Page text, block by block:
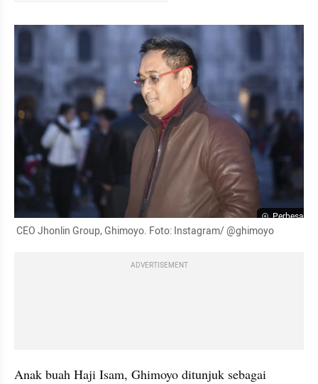
Perbesar
CEO Jhonlin Group, Ghimoyo. Foto: Instagram/ @ghimoyo
ADVERTISEMENT
Anak buah Haji Isam, Ghimoyo ditunjuk sebagai